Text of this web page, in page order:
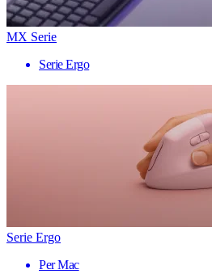
MX Serie
Serie Ergo
Serie Ergo
Per Mac